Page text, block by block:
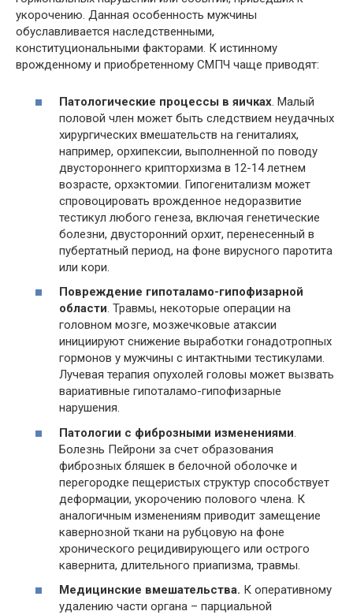
укорочению. Данная особенность мужчины
обуславливается наследственными,
конституциональными факторами. К истинному
врожденному и приобретенному СМПЧ чаще приводят:
Патологические процессы в яичках . Малый
половой член может быть следствием неудачных
хирургических вмешательств на гениталиях,
например, орхипексии, выполненной по поводу
двустороннего крипторхизма в 12-14 летнем
возрасте, орхэктомии. Гипогенитализм может
спровоцировать врожденное недоразвитие
тестикул любого генеза, включая генетические
болезни, двусторонний орхит, перенесенный в
пубертатный период, на фоне вирусного паротита
или кори.
Повреждение гипоталамо-гипофизарной
области. Травмы, некоторые операции на
головном мозге, мозжечковые атаксии
инициируют снижение выработки гонадотропных
гормонов у мужчины с интактными тестикулами.
Лучевая терапия опухолей головы может вызвать
вариативные гипоталамо-гипофизарные
нарушения.
Патологии с фиброзными изменениями
Болезнь Пейрони за счет образования
фиброзных бляшек в белочной оболочке и
перегородке пещеристых структур способствует
деформации, укорочению полового члена. К
аналогичным изменениям приводит замещение
кавернозной ткани на рубцовую на фоне
хронического рецидивирующего или острого
кавернита, длительного приапизма, травмы.
Медицинские вмешательства. К оперативному
удалению части органа – парциальной